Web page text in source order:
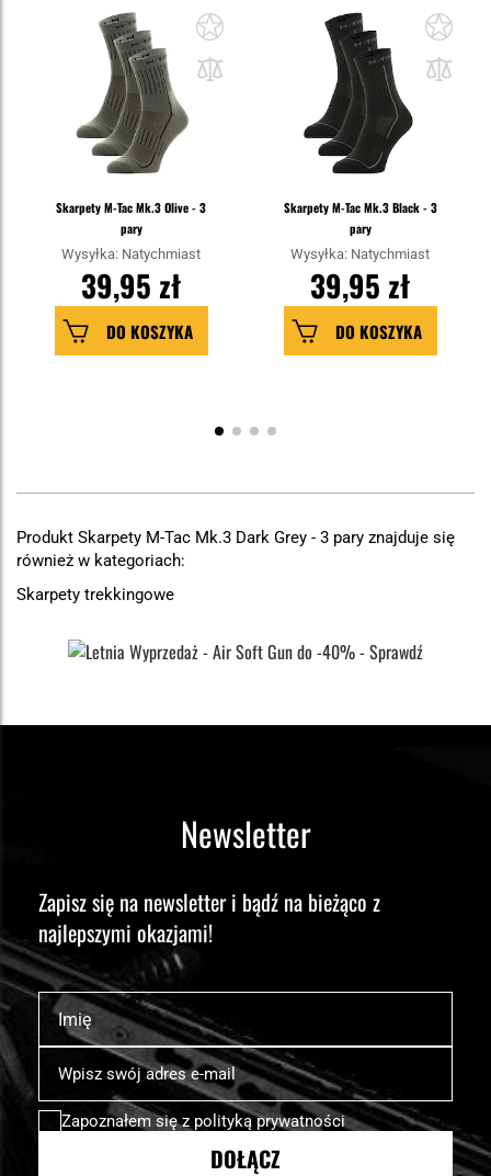
Skarpety M-Tac Mk.3 Olive - 3
pary
Wysyłka: Natychmiast
39,95 zł
DO KOSZYKA
Skarpety M-Tac Mk.3 Black - 3
pary
Wysyłka: Natychmiast
39,95 zł
DO KOSZYKA
Produkt Skarpety M-Tac Mk.3 Dark Grey - 3 pary znajduje się
również w kategoriach:
Skarpety trekkingowe
Newsletter
Zapisz się na newsletter i bądź na bieżąco z
najlepszymi okazjami!
Imię
Subskrybuj
nasz
newsletter:
Zapoznałem się z polityką prywatności
DOŁĄCZ